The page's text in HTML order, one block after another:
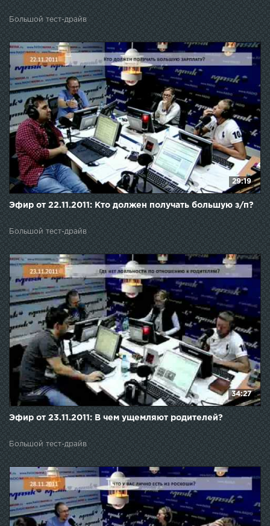
Большой тест-драйв
29:19
Эфир от 22.11.2011: Кто должен получать большую з/п?
Большой тест-драйв
34:27
Эфир от 23.11.2011: В чем ущемляют родителей?
Большой тест-драйв